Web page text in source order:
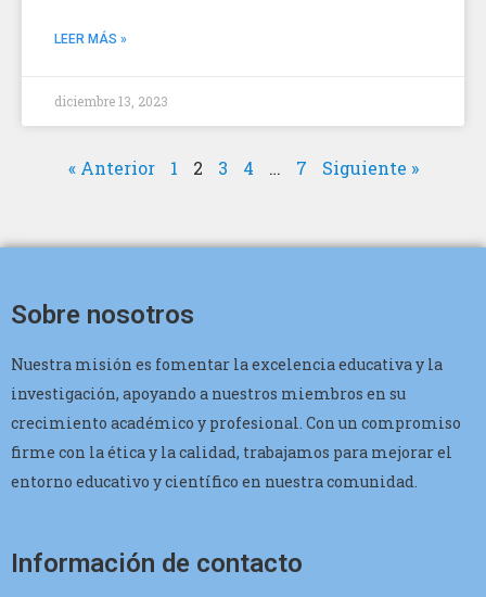
LEER MÁS »
diciembre 13, 2023
« Anterior 1 2 3 4 … 7 Siguiente »
Sobre nosotros
Nuestra misión es fomentar la excelencia educativa y la
investigación, apoyando a nuestros miembros en su
crecimiento académico y profesional. Con un compromiso
firme con la ética y la calidad, trabajamos para mejorar el
entorno educativo y científico en nuestra comunidad.
Información de contacto